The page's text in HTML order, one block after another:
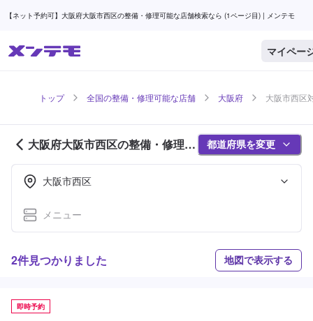
【ネット予約可】大阪府大阪市西区の整備・修理可能な店舗検索なら (1ページ目) | メンテモ
マイペー
トップ 全国の整備・修理可能な店舗 大阪府 大阪市西区
大阪府大阪市西区の整備・修理可
能な店舗紹介 (1ページ目)
都道府県を変更
大阪市西区
メニュー
2件見つかりました 地図で表示する
即時予約